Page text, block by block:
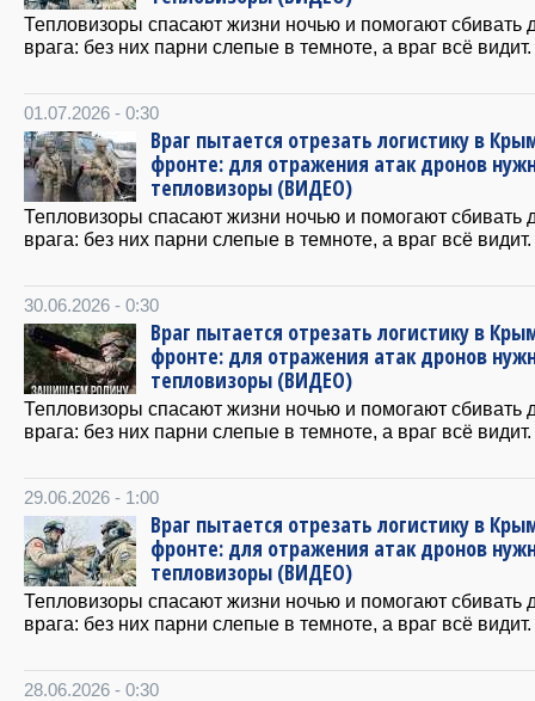
Тепловизоры спасают жизни ночью и помогают сбивать
врага: без них парни слепые в темноте, а враг всё видит.
01.07.2026 - 0:30
Враг пытается отрезать логистику в
фронте: для отражения атак дронов
тепловизоры (ВИДЕО)
Тепловизоры спасают жизни ночью и помогают сбивать
врага: без них парни слепые в темноте, а враг всё видит.
30.06.2026 - 0:30
Враг пытается отрезать логистику в
фронте: для отражения атак дронов
тепловизоры (ВИДЕО)
Тепловизоры спасают жизни ночью и помогают сбивать
врага: без них парни слепые в темноте, а враг всё видит.
29.06.2026 - 1:00
Враг пытается отрезать логистику в
фронте: для отражения атак дронов
тепловизоры (ВИДЕО)
Тепловизоры спасают жизни ночью и помогают сбивать
врага: без них парни слепые в темноте, а враг всё видит.
28.06.2026 - 0:30